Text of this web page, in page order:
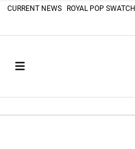
CURRENT NEWS ROYAL POP SWATCH